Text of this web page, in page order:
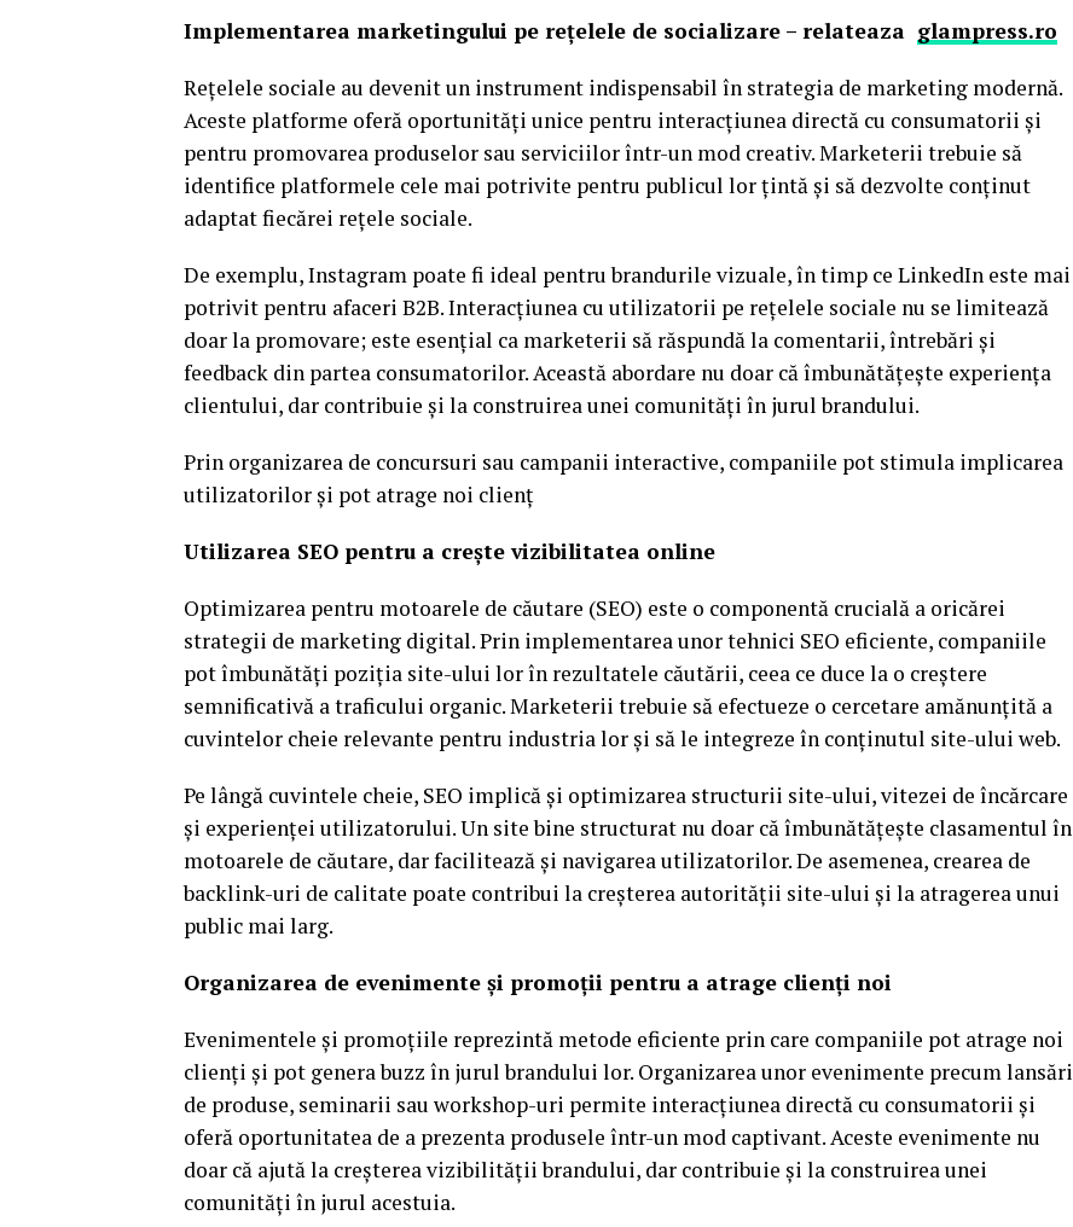
Implementarea marketingului pe rețelele de socializare – relateaza glampress.ro
Rețelele sociale au devenit un instrument indispensabil în strategia de marketing modernă.
Aceste platforme oferă oportunități unice pentru interacțiunea directă cu consumatorii și
pentru promovarea produselor sau serviciilor într-un mod creativ. Marketerii trebuie să
identifice platformele cele mai potrivite pentru publicul lor țintă și să dezvolte conținut
adaptat fiecărei rețele sociale.
De exemplu, Instagram poate fi ideal pentru brandurile vizuale, în timp ce LinkedIn este mai
potrivit pentru afaceri B2B. Interacțiunea cu utilizatorii pe rețelele sociale nu se limitează
doar la promovare; este esențial ca marketerii să răspundă la comentarii, întrebări și
feedback din partea consumatorilor. Această abordare nu doar că îmbunătățește experiența
clientului, dar contribuie și la construirea unei comunități în jurul brandului.
Prin organizarea de concursuri sau campanii interactive, companiile pot stimula implicarea
utilizatorilor și pot atrage noi clienț
Utilizarea SEO pentru a crește vizibilitatea online
Optimizarea pentru motoarele de căutare (SEO) este o componentă crucială a oricărei
strategii de marketing digital. Prin implementarea unor tehnici SEO eficiente, companiile
pot îmbunătăți poziția site-ului lor în rezultatele căutării, ceea ce duce la o creștere
semnificativă a traficului organic. Marketerii trebuie să efectueze o cercetare amănunțită a
cuvintelor cheie relevante pentru industria lor și să le integreze în conținutul site-ului web.
Pe lângă cuvintele cheie, SEO implică și optimizarea structurii site-ului, vitezei de încărcare
și experienței utilizatorului. Un site bine structurat nu doar că îmbunătățește clasamentul în
motoarele de căutare, dar facilitează și navigarea utilizatorilor. De asemenea, crearea de
backlink-uri de calitate poate contribui la creșterea autorității site-ului și la atragerea unui
public mai larg.
Organizarea de evenimente și promoții pentru a atrage clienți noi
Evenimentele și promoțiile reprezintă metode eficiente prin care companiile pot atrage noi
clienți și pot genera buzz în jurul brandului lor. Organizarea unor evenimente precum lansări
de produse, seminarii sau workshop-uri permite interacțiunea directă cu consumatorii și
oferă oportunitatea de a prezenta produsele într-un mod captivant. Aceste evenimente nu
doar că ajută la creșterea vizibilității brandului, dar contribuie și la construirea unei
comunități în jurul acestuia.